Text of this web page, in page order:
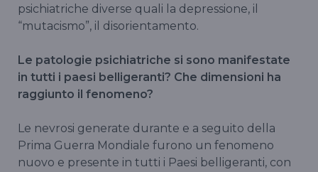
psichiatriche diverse quali la depressione, il
“mutacismo”, il disorientamento.
Le patologie psichiatriche si sono manifestate
in tutti i paesi belligeranti? Che dimensioni ha
raggiunto il fenomeno?
Le nevrosi generate durante e a seguito della
Prima Guerra Mondiale furono un fenomeno
nuovo e presente in tutti i Paesi belligeranti, con